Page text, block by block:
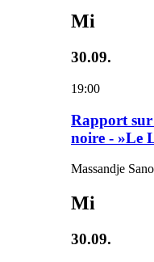
Mi
30.09.
19:00
Rapport sur
noire - »Le
Massandje
Mi
30.09.